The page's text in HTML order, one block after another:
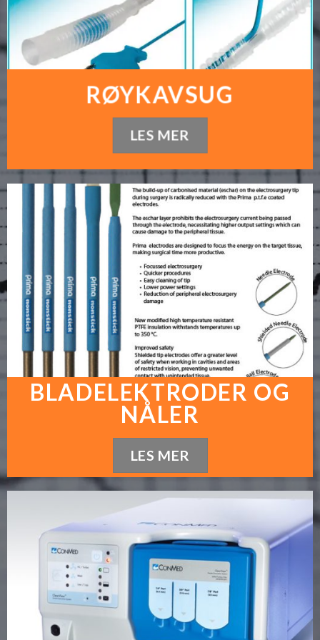
RØYKAVSUG
LES MER
BLADELEKTRODER OG
NÅLER
LES MER